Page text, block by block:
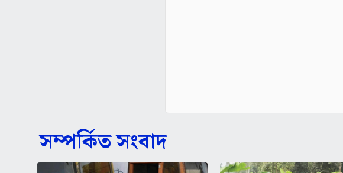
সম্পর্কিত সংবাদ